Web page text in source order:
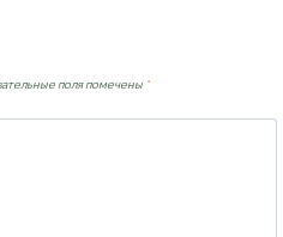
поля помечены *